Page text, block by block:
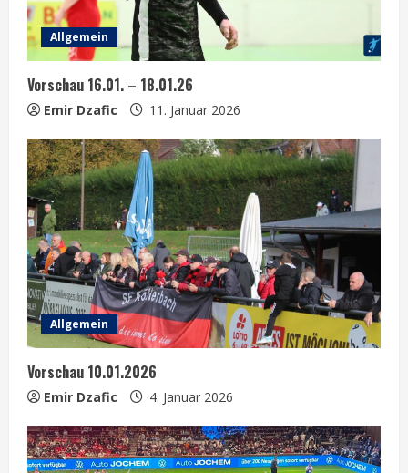
d
i
n
g
Allgemein
Vorschau 16.01. – 18.01.26
Emir Dzafic 11. Januar 2026
Allgemein
Vorschau 10.01.2026
Emir Dzafic 4. Januar 2026